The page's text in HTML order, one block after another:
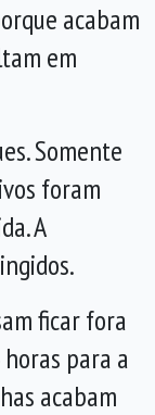
acabam
em
Somente
foram
A
ficar fora
para a
acabam